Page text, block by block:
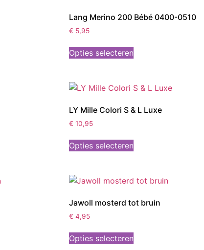
Lang Merino 200 Bébé 0400-0510
€ 5,95
Opties selecteren
LY Mille Colori S & L Luxe
€ 10,95
Opties selecteren
Jawoll mosterd tot bruin
€ 4,95
Opties selecteren